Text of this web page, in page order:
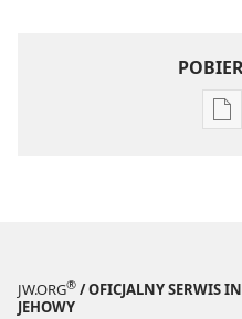
JW.ORG® / OFICJALNY SERWIS
JEHOWY